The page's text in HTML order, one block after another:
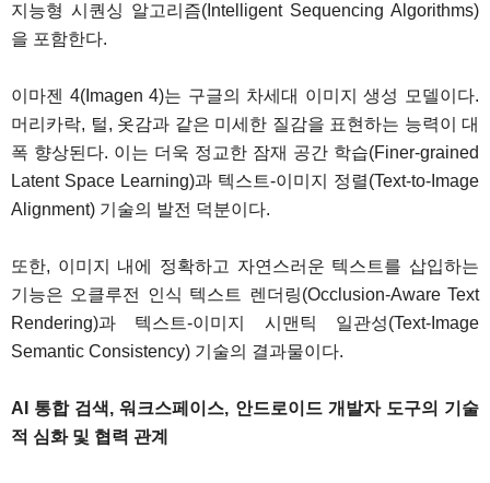
지능형 시퀀싱 알고리즘(Intelligent Sequencing Algorithms)
을 포함한다.
이마젠 4(Imagen 4)는 구글의 차세대 이미지 생성 모델이다.
머리카락, 털, 옷감과 같은 미세한 질감을 표현하는 능력이 대
폭 향상된다. 이는 더욱 정교한 잠재 공간 학습(Finer-grained
Latent Space Learning)과 텍스트-이미지 정렬(Text-to-Image
Alignment) 기술의 발전 덕분이다.
또한, 이미지 내에 정확하고 자연스러운 텍스트를 삽입하는
기능은 오클루전 인식 텍스트 렌더링(Occlusion-Aware Text
Rendering)과 텍스트-이미지 시맨틱 일관성(Text-Image
Semantic Consistency) 기술의 결과물이다.
AI 통합 검색, 워크스페이스, 안드로이드 개발자 도구의 기술
적 심화 및 협력 관계